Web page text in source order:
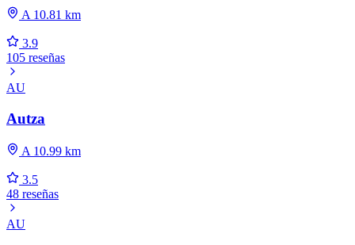
A 10.81 km
3.9
105 reseñas
AU
Autza
A 10.99 km
3.5
48 reseñas
AU